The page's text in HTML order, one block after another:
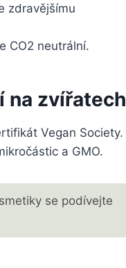
zdravějšímu
CO2 neutrální.
na zvířatech
Vegan Society.
a GMO.
se podívejte